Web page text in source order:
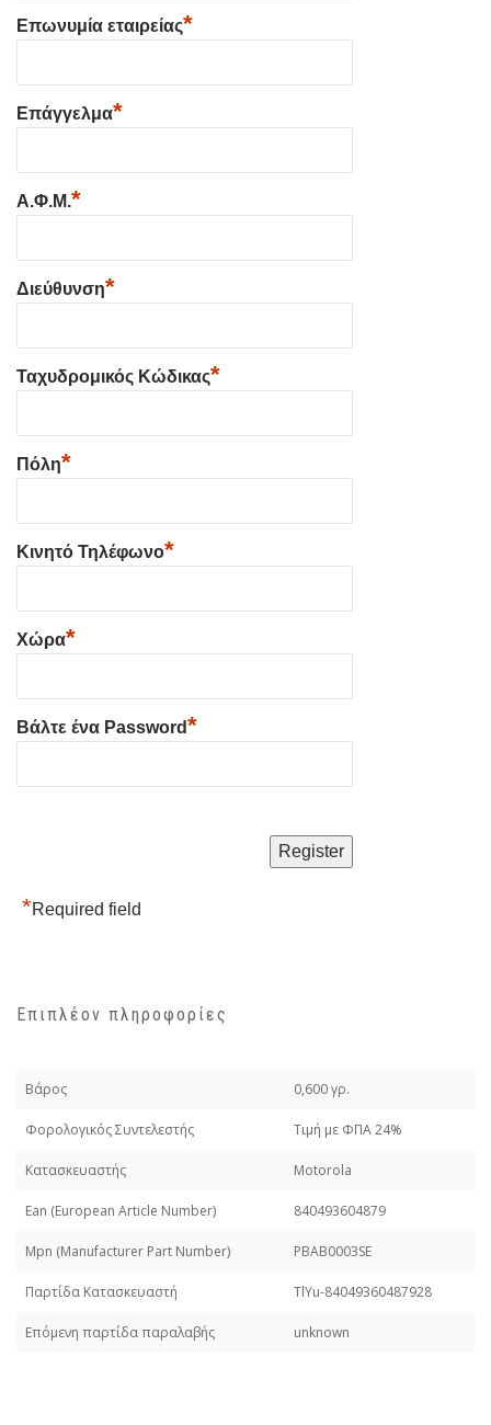
Επωνυμία εταιρείας*
Επάγγελμα*
Α.Φ.Μ.*
Διεύθυνση*
Ταχυδρομικός Κώδικας*
Πόλη*
Κινητό Τηλέφωνο*
Χώρα*
Βάλτε ένα Password*
*Required field
Επιπλέον πληροφορίες
Βάρος 0,600 γρ.
Φορολογικός Συντελεστής Τιμή με ΦΠΑ 24%
Κατασκευαστής Motorola
Εan (European Article Number) 840493604879
Mpn (Manufacturer Part Number) PBAB0003SE
Παρτίδα Κατασκευαστή TlYu-84049360487928
Επόμενη παρτίδα παραλαβής unknown